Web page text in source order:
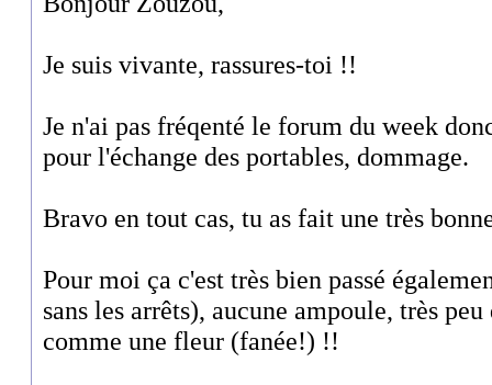
Je suis vivante, rassures-toi !!
Je n'ai pas fréqenté le forum du week
pour l'échange des portables, dommage.
Bravo en tout cas, tu as fait une très
Pour moi ça c'est très bien passé
sans les arrêts), aucune ampoule, très
comme une fleur (fanée!) !!